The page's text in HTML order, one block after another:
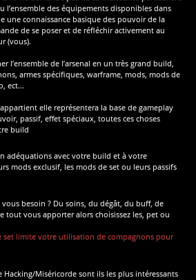
l’ensemble des équipements disponibles dans
une connaissance basique des pouvoir de la
de se poser et de réfléchir activement au
(vous).
l’ensemble de l’arsenal en un très grand build,
armes spécifiques, warframe, mods, mods de
ect…
elle représentera la base de gameplay
passif, effet spéciaux, toutes ces choses
build
adéquations avec votre build et à votre
mods exclusif, les mods de set ou leurs passifs
vous besoin ? Du soins, du dégât, du buff, de
tout vous apporter alors choisissez les, pet ou
set limite votre utilisation de compagnons pour
Hacking/Miséricorde sont ils les plus intéressants